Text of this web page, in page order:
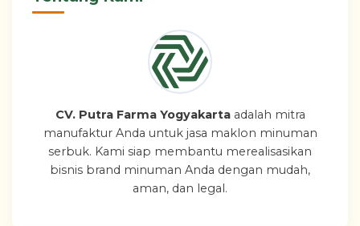
CV. Putra Farma Yogyakartaadalah mitra
manufaktur Anda untuk jasa maklon minuman
serbuk. Kami siap membantu merealisasikan
bisnis brand minuman Anda dengan mudah,
aman, dan legal.